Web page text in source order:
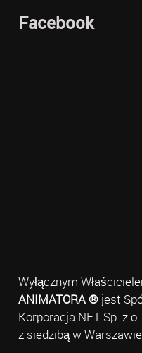
Facebook
Wyłącznym
ANIMATORA ®jest
Korporacja.NET Sp. z o.
z siedzibą w